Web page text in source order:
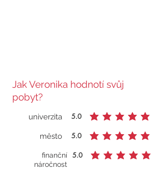
Jak Veronika hodnotí svůj
pobyt?
univerzita 5.0
průměrné hodnocení je 5 z 5
město
5.0
průměrné hodnocení je 5 z 5
finanční
náročnost
5.0
průměrné hodnocení je 5 z 5